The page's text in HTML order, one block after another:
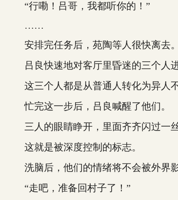
“行嘞！吕哥，我都听你的！”
……
安排完任务后，苑陶等人很快离去。
吕良快速地对客厅里昏迷的三个人进
这三个人都是从普通人转化为异人不
忙完这一步后，吕良喊醒了他们。
三人的眼睛睁开，里面齐齐闪过一丝
这就是被深度控制的标志。
洗脑后，他们的情绪将不会被外界影
“走吧，准备回村子了！”